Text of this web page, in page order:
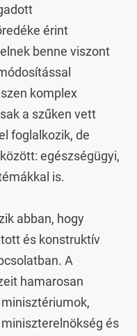
érint
benne viszont
komplex
a szűken vett
foglalkozik, de
egészségügyi,
is.
abban, hogy
és konstruktív
A
hamarosan
és